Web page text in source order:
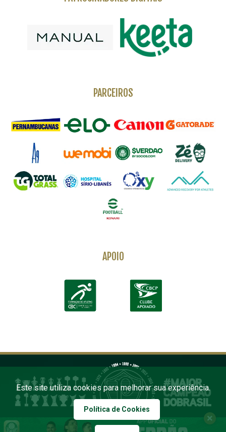
PARCEIROS
APOIO
Este site utiliza cookies para melhorar sua experiência.
Política de Cookies